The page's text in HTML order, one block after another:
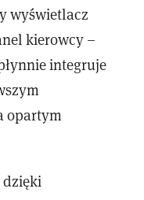
wyświetlacz
kierowcy –
integruje
opartym